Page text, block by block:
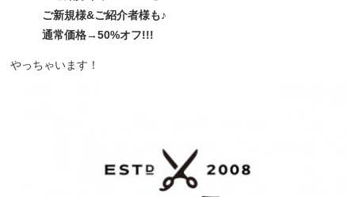
ご新規様&ご紹介者様も♪
通常価格→50%オフ!!!
やっちゃいます！